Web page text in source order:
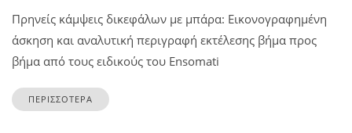
Πρηνείς κάμψεις δικεφάλων με μπάρα: Εικονογραφημένη
άσκηση και αναλυτική περιγραφή εκτέλεσης βήμα προς
βήμα από τους ειδικούς του Ensomati
ΠΕΡΙΣΣΟΤΕΡΑ